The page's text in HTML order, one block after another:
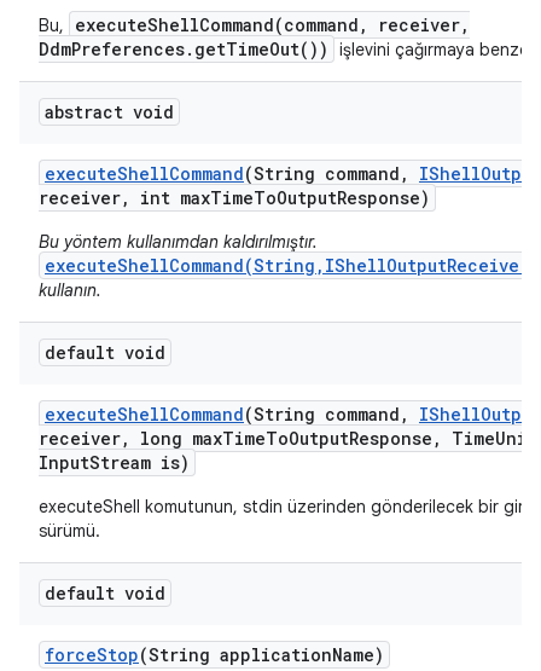
Bu,
executeShellCommand(command, receiver,
DdmPreferences.getTimeOut())
işlevini çağırmaya benzer.
abstract void
executeShellCommand(String command , IShellOutput
receiver, int maxTimeToOutputResponse)
Bu yöntem kullanımdan kaldırılmıştır.
kullanın.
default void
executeShellCommand(String command , IShellOutput
receiver, long maxTimeToOutputResponse , TimeUnit
InputStream is)
executeShell komutunun, stdin üzerinden gönderilecek bir giriş
sürümü.
default void
forceStop(String applicationName)